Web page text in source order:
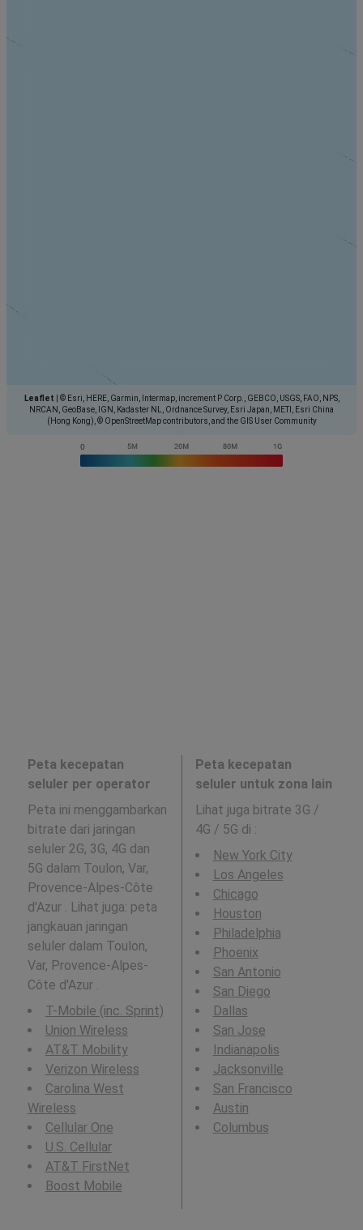
Leaflet
© Esri, HERE, Garmin, Intermap, increment P Corp., GEBCO, USGS, FAO, NPS,
NRCAN, GeoBase, IGN, Kadaster NL, Ordnance Survey, Esri Japan, METI, Esri China
(Hong Kong), © OpenStreetMap contributors, and the GIS User Community
Peta kecepatan
seluler per operator
Peta ini menggambarkan
bitrate dari jaringan
seluler 2G, 3G, 4G dan
5G dalam Toulon, Var,
Provence-Alpes-Côte
d'Azur . Lihat juga: peta
jangkauan jaringan
seluler dalam Toulon,
Var, Provence-Alpes-
Côte d'Azur .
T-Mobile (inc. Sprint)
Union Wireless
AT&T Mobility
Verizon Wireless
Carolina West
Wireless
Cellular One
U.S. Cellular
AT&T FirstNet
Boost Mobile
Peta kecepatan
seluler untuk zona lain
Lihat juga bitrate 3G /
4G / 5G di :
New York City
Los Angeles
Chicago
Houston
Philadelphia
Phoenix
San Antonio
San Diego
Dallas
San Jose
Indianapolis
Jacksonville
San Francisco
Austin
Columbus